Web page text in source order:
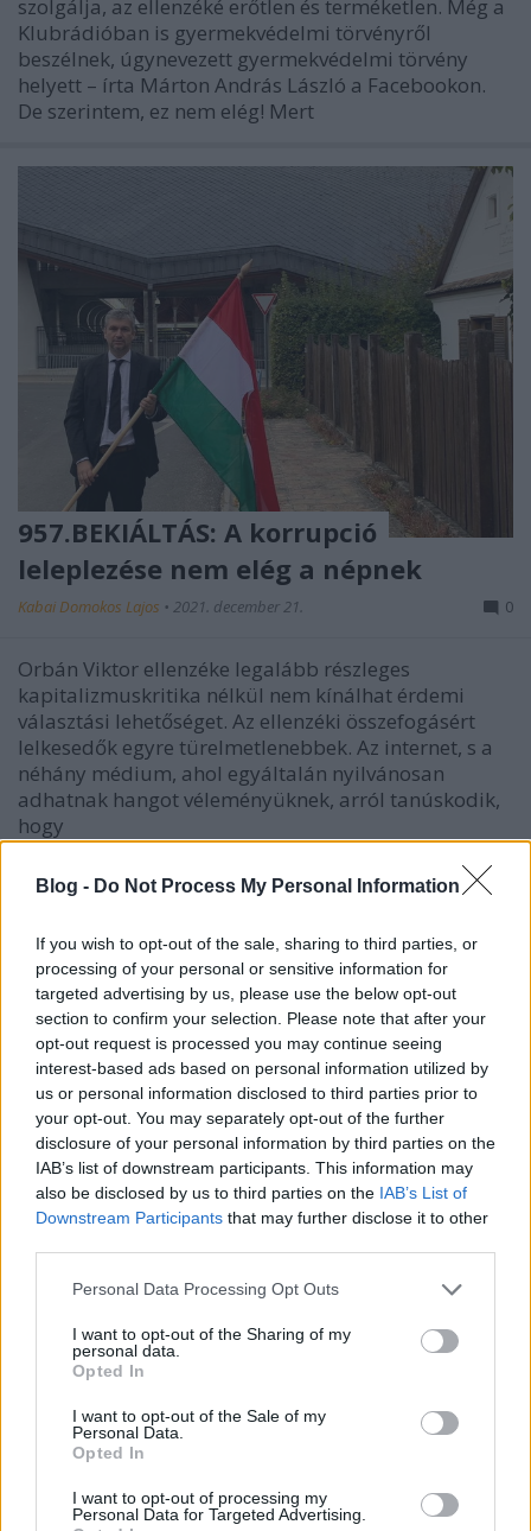
Blog - Do Not Process My Personal Information
If you wish to opt-out of the sale, sharing to third parties, or
processing of your personal or sensitive information for
targeted advertising by us, please use the below opt-out
section to confirm your selection. Please note that after your
opt-out request is processed you may continue seeing
interest-based ads based on personal information utilized by
us or personal information disclosed to third parties prior to
your opt-out. You may separately opt-out of the further
disclosure of your personal information by third parties on the
IAB’s list of downstream participants. This information may
also be disclosed by us to third parties on the IAB’s List of
Downstream Participants that may further disclose it to other
Please note that this website/app uses one or more Google
not limited to your visit or usage behaviour. You may click to
grant or deny consent to Google and its third-party tags to
use your data for below specified purposes in below Google
consent section.
Personal Data Processing Opt Outs
I want to opt-out of the Sharing of my
personal data.
Opted In
I want to opt-out of the Sale of my
Personal Data.
Opted In
I want to opt-out of processing my
Personal Data for Targeted Advertising.
szolgálja, az ellenzéké erőtlen és terméketlen. Még a
Klubrádióban is gyermekvédelmi törvényről
beszélnek, úgynevezett gyermekvédelmi törvény
helyett – írta Márton András László a Facebookon.
De szerintem, ez nem elég! Mert
957.BEKIÁLTÁS: A korrupció
leleplezése nem elég a népnek
Kabai Domokos Lajos • 2021. december 21. 0
Orbán Viktor ellenzéke legalább részleges
kapitalizmuskritika nélkül nem kínálhat érdemi
választási lehetőséget. Az ellenzéki összefogásért
lelkesedők egyre türelmetlenebbek. Az internet, s a
néhány médium, ahol egyáltalán nyilvánosan
adhatnak hangot véleményüknek, arról tanúskodik,
hogy
922. BEKIÁLTÁS: Vásárhelyi Mária
nem érti a népet
Az önkritika nélküli, belvárosi liberális értelmiségi
nyavalygás nem mozgósít. A magyarországi
viszonyok fölött terméketlenül borongók sorát
szaporította Vásárhelyi Mária szociológus, amikor
szeptember 9-i Facebook-posztjában többek között
ezt írta: